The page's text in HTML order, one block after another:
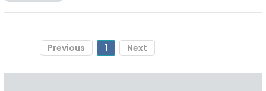
Previous 1 Next